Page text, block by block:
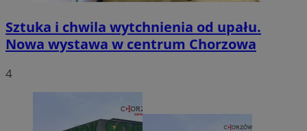
Sztuka i chwila wytchnienia od upału.
Nowa wystawa w centrum Chorzowa
4